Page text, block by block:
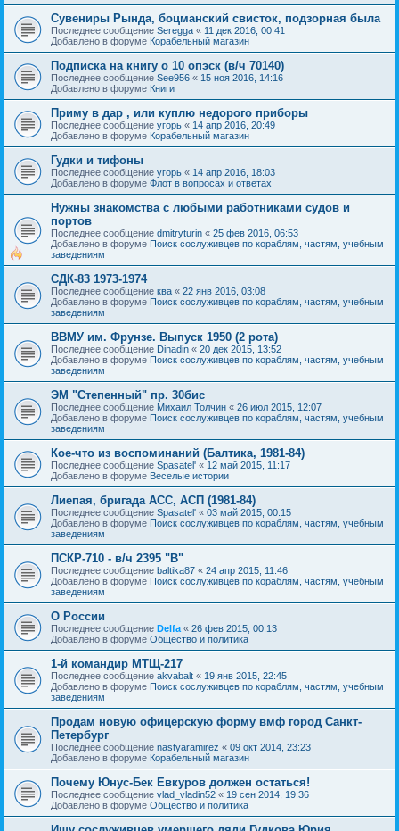
Сувениры Рында, боцманский свисток, подзорная была
Последнее сообщение Seregga « 11 дек 2016, 00:41
Добавлено в форуме Корабельный магазин
Подписка на книгу о 10 опэск (в/ч 70140)
Последнее сообщение See956 « 15 ноя 2016, 14:16
Добавлено в форуме Книги
Приму в дар , или куплю недорого приборы
Последнее сообщение угорь « 14 апр 2016, 20:49
Добавлено в форуме Корабельный магазин
Гудки и тифоны
Последнее сообщение угорь « 14 апр 2016, 18:03
Добавлено в форуме Флот в вопросах и ответах
Нужны знакомства с любыми работниками судов и
портов
Последнее сообщение dmitryturin « 25 фев 2016, 06:53
Добавлено в форуме Поиск сослуживцев по кораблям, частям, учебным
заведениям
СДК-83 1973-1974
Последнее сообщение ква « 22 янв 2016, 03:08
Добавлено в форуме Поиск сослуживцев по кораблям, частям, учебным
заведениям
ВВМУ им. Фрунзе. Выпуск 1950 (2 рота)
Последнее сообщение Dinadin « 20 дек 2015, 13:52
Добавлено в форуме Поиск сослуживцев по кораблям, частям, учебным
заведениям
ЭМ "Степенный" пр. 30бис
Последнее сообщение Михаил Толчин « 26 июл 2015, 12:07
Добавлено в форуме Поиск сослуживцев по кораблям, частям, учебным
заведениям
Кое-что из воспоминаний (Балтика, 1981-84)
Последнее сообщение Spasatel' « 12 май 2015, 11:17
Добавлено в форуме Веселые истории
Лиепая, бригада АСС, АСП (1981-84)
Последнее сообщение Spasatel' « 03 май 2015, 00:15
Добавлено в форуме Поиск сослуживцев по кораблям, частям, учебным
заведениям
ПСКР-710 - в/ч 2395 "В"
Последнее сообщение baltika87 « 24 апр 2015, 11:46
Добавлено в форуме Поиск сослуживцев по кораблям, частям, учебным
заведениям
О России
Последнее сообщение Delfa « 26 фев 2015, 00:13
Добавлено в форуме Общество и политика
1-й командир МТЩ-217
Последнее сообщение akvabalt « 19 янв 2015, 22:45
Добавлено в форуме Поиск сослуживцев по кораблям, частям, учебным
заведениям
Продам новую офицерскую форму вмф город Санкт-
Петербург
Последнее сообщение nastyaramirez « 09 окт 2014, 23:23
Добавлено в форуме Корабельный магазин
Почему Юнус-Бек Евкуров должен остаться!
Последнее сообщение vlad_vladin52 « 19 сен 2014, 19:36
Добавлено в форуме Общество и политика